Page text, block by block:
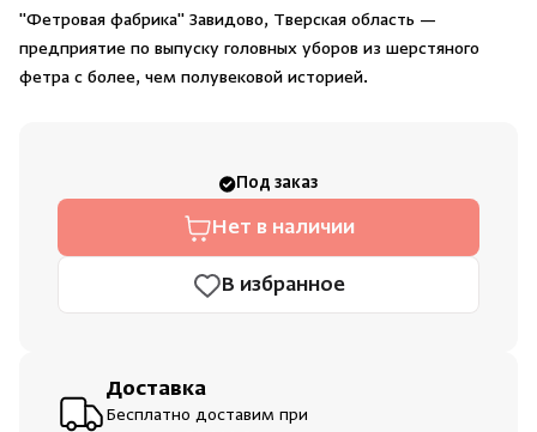
Душевые поддоны и системы слива
Пародушевые
"Фетровая фабрика" Завидово, Тверская область —
предприятие по выпуску головных уборов из шерстяного
фетра с более, чем полувековой историей.
Под заказ
Нет в наличии
В избранное
Доставка
Бесплатно доставим при
На главную
Скрыть/
Войти
Нет аккаунта?Зарегистрироваться
Скрыть/
Зарегистрироваться
Уже есть аккаунт?Войти